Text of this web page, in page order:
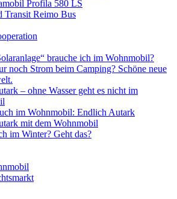
Profila 580 LS
Transit Reimo Bus
brauche ich im Wohnmobil?
noch Strom beim Camping? Schöne neue
– ohne Wasser geht es nicht im
im Wohnmobil: Endlich Autark
mit dem Wohnmobil
im Winter? Geht das?